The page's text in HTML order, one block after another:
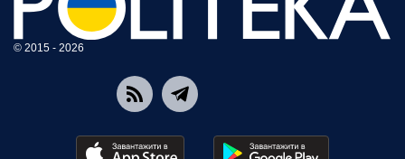
© 2015 - 2026